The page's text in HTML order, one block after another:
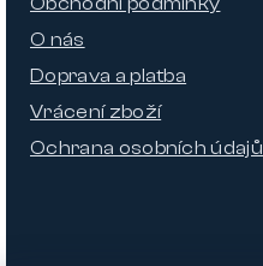
O nás
Doprava a platba
Vrácení zboží
Ochrana osobních údajů